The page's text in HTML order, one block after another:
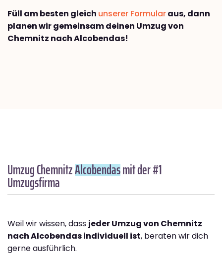
Füll am besten gleich unserer Formularaus, dann
planen wir gemeinsam deinen Umzug von
Chemnitz nach Alcobendas!
Umzug ChemnitzAlcobendasmit der #1
Umzugsfirma
Weil wir wissen, dass jeder Umzug von Chemnitz
nach Alcobendas individuell ist, beraten wir dich
gerne ausführlich.